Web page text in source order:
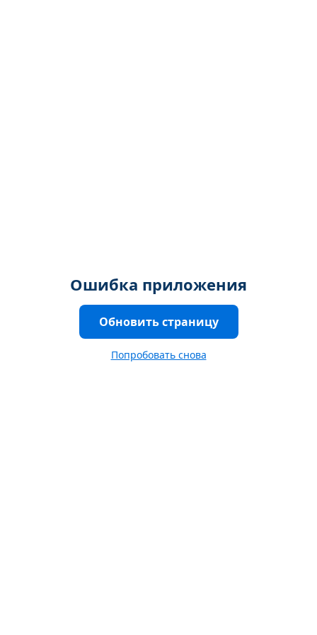
Ошибка приложения
Обновить страницу
Попробовать снова